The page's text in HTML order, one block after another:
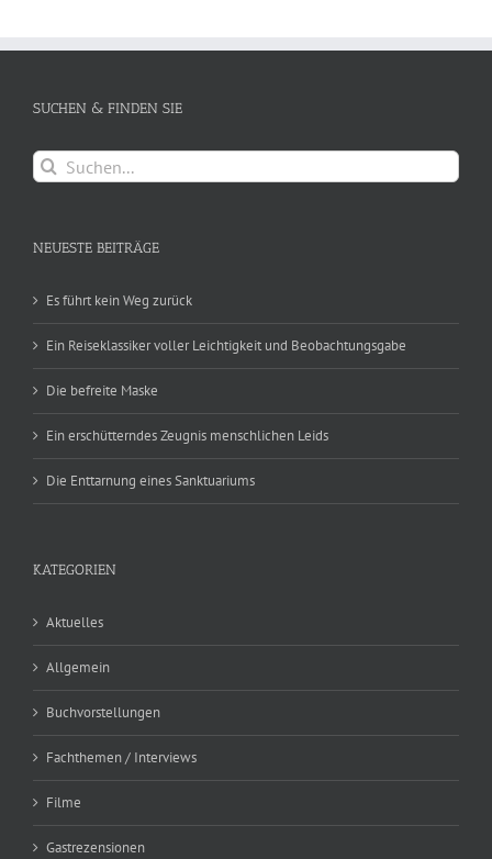
SUCHEN & FINDEN SIE
Suche
nach:
NEUESTE BEITRÄGE
Es führt kein Weg zurück
Ein Reiseklassiker voller Leichtigkeit und Beobachtungsgabe
Die befreite Maske
Ein erschütterndes Zeugnis menschlichen Leids
Die Enttarnung eines Sanktuariums
KATEGORIEN
Aktuelles
Allgemein
Buchvorstellungen
Fachthemen / Interviews
Filme
Gastrezensionen